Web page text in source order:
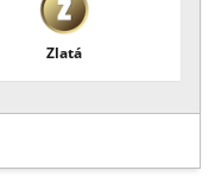
Strieborný
eloxovaný
hliník